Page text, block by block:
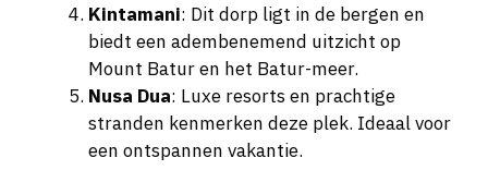
Kintamani: Dit dorp ligt in de bergen en
biedt een adembenemend uitzicht op
Mount Batur en het Batur-meer.
Nusa Dua: Luxe resorts en prachtige
stranden kenmerken deze plek. Ideaal voor
een ontspannen vakantie.